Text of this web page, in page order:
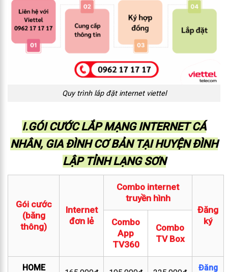
Quy trình lắp đặt internet viettel
I.GÓI CƯỚC LẮP MẠNG INTERNET CÁ
NHÂN, GIA ĐÌNH CƠ BẢN TẠI HUYỆN ĐÌNH
LẬP TỈNH LẠNG SƠN
Gói cước
(băng
thông)
Internet
đơn lẻ
Combo internet
truyền hình
Đăng
ký
Combo
App
TV360
Combo
TV Box
HOME
Đăng